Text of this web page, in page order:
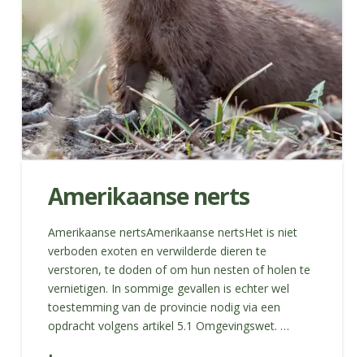
Amerikaanse nerts
Amerikaanse nertsAmerikaanse nertsHet is niet
verboden exoten en verwilderde dieren te
verstoren, te doden of om hun nesten of holen te
vernietigen. In sommige gevallen is echter wel
toestemming van de provincie nodig via een
opdracht volgens artikel 5.1 Omgevingswet. …